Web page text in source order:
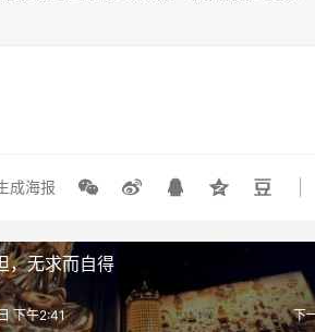
成海报
，无求而自得
下
下午2:41